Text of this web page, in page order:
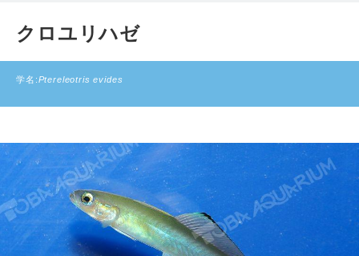
クロユリハゼ
学名:Ptereleotris evides